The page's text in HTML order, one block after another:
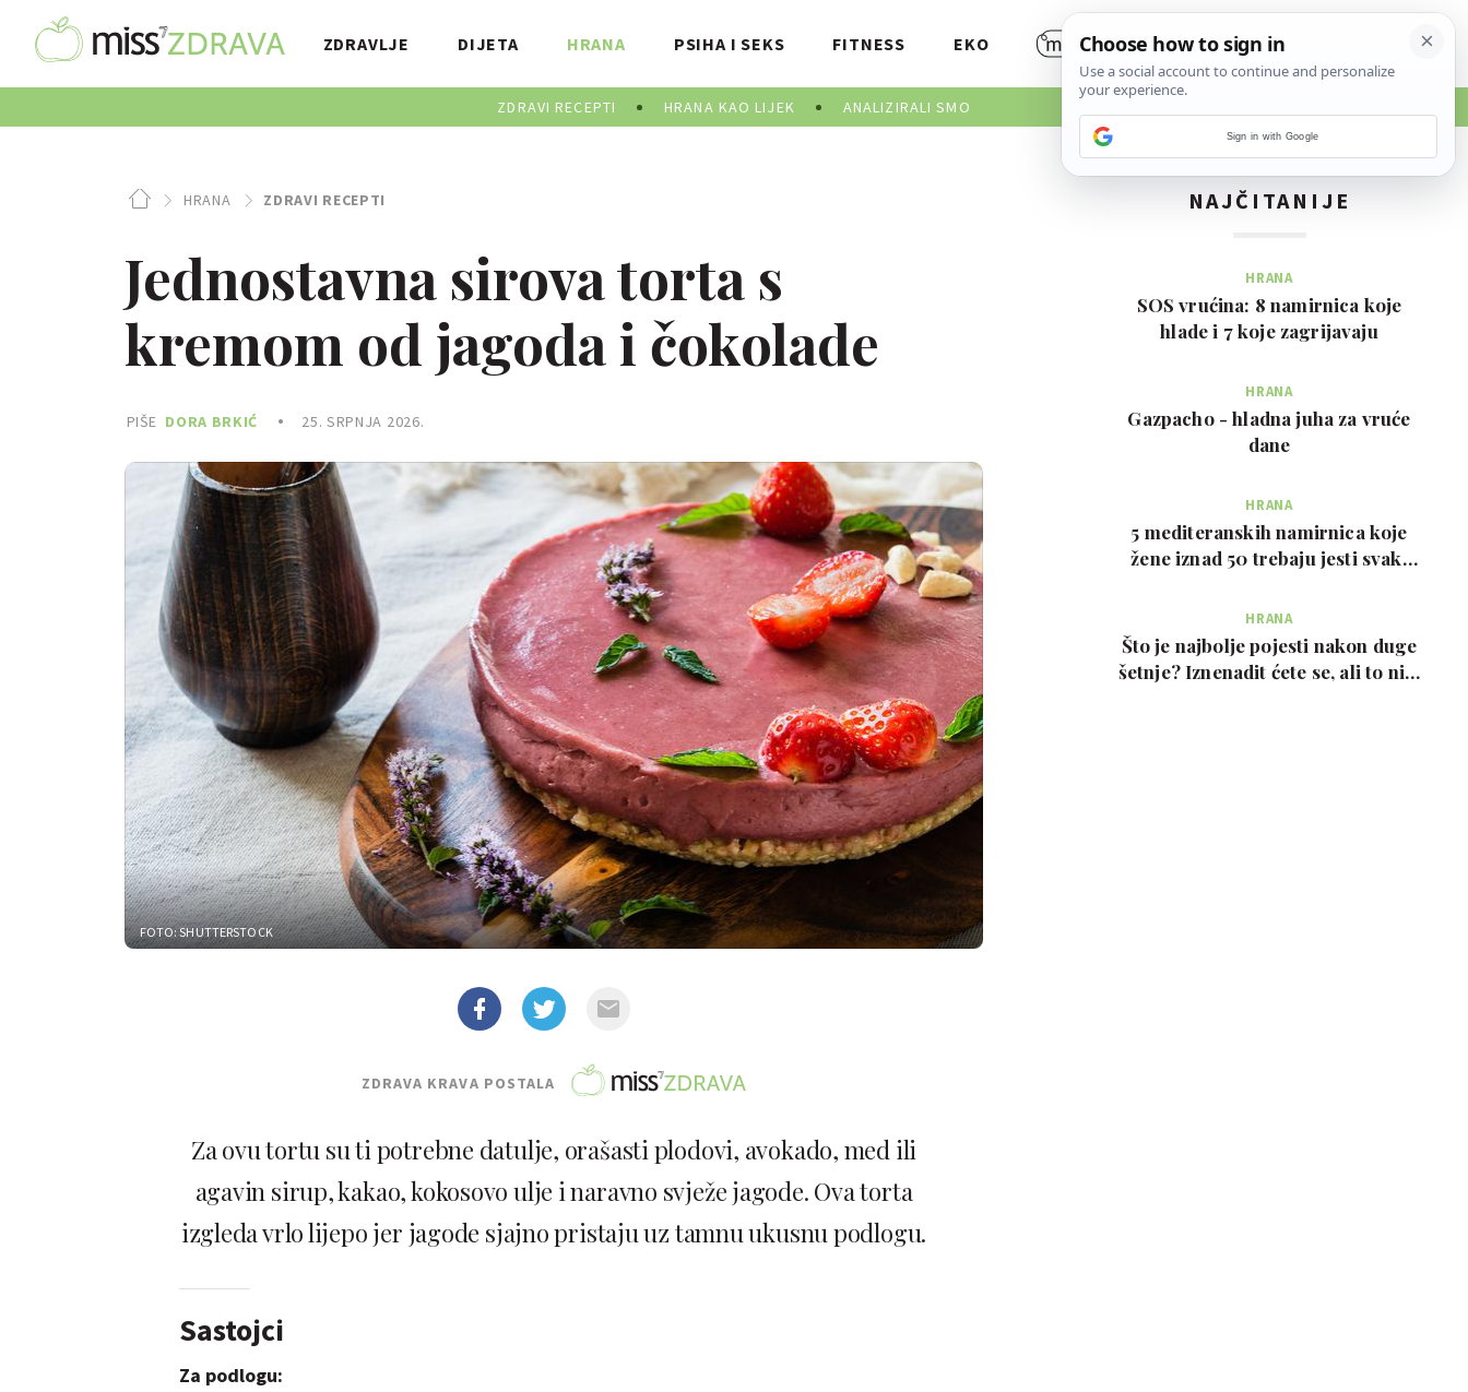
ZDRAVLJE DIJETA HRANA
ZDRAVI RECEPTI HRANA KAO LIJEK ANALIZIRALI SMO
PSIHA I SEKS FITNESS EKO
HRANA ZDRAVI RECEPTI
Jednostavna sirova torta s
kremom od jagoda i čokolade
PIŠE DORA BRKIĆ 25. SRPNJA 2026.
FOTO: SHUTTERSTOCK
ZDRAVA KRAVA POSTALA
Za ovu tortu su ti potrebne datulje, orašasti plodovi, avokado, med ili
agavin sirup, kakao, kokosovo ulje i naravno svježe jagode. Ova torta
izgleda vrlo lijepo jer jagode sjajno pristaju uz tamnu ukusnu podlogu.
Sastojci
Za podlogu:
NAJČITANIJE
HRANA
SOS vrućina: 8 namirnica koje
hlade i 7 koje zagrijavaju
HRANA
Gazpacho - hladna juha za vruće
dane
HRANA
5 mediteranskih namirnica koje
žene iznad 50 trebaju jesti svaki
HRANA
Što je najbolje pojesti nakon duge
šetnje? Iznenadit ćete se, ali to nije
Sign in with Google